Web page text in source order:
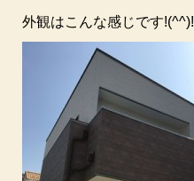
外観はこんな感じです!(^^)!